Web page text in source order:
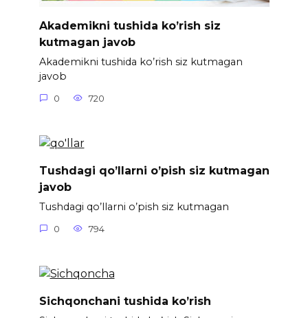
Akademikni tushida ko’rish siz
kutmagan javob
Akademikni tushida ko’rish siz kutmagan
javob
0 720
Tushdagi qo’llarni o’pish siz kutmagan
javob
Tushdagi qo’llarni o’pish siz kutmagan
0 794
Sichqonchani tushida ko’rish